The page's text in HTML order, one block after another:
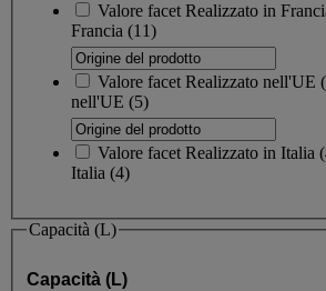
Valore facet Realizzato in
Francia (11)
Valore facet Realizzato nell'UE (
nell'UE (5)
Valore facet Realizzato in Italia (
Italia (4)
Capacità (L)
Capacità (L)